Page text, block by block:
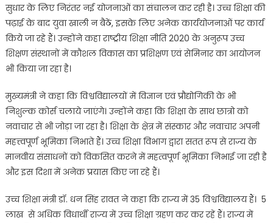
सुधार के लिए निरंतर नई योजनाओं का संचालन कर रही है। उच्च शिक्षा की
पढ़ाई के बाद युवा खाली न बैठें, इसके लिए अनेक कार्ययोजनाओं पर कार्य
किये जा रहे हैं। उन्होंने कहा राष्ट्रीय शिक्षा नीति 2020 के अनुरूप उच्च
शिक्षण संस्थानों में कौशल विकास का प्रशिक्षण एवं सेमिनार का आयोजन
भी किया जा रहा है।
मुख्यमंत्री ने कहा कि विश्वविद्यालयों में विज्ञान एवं प्रौद्योगिकी के भी
निशुल्क कोर्स चलाये जाएंगे। उन्होंने कहा कि शिक्षा के साथ छात्रो को
नवाचार से भी जोड़ा जा रहा है। शिक्षा के क्षेत्र में संस्कार और नवाचार अपनी
महत्त्वपूर्ण भूमिका निभाते हैं। उच्च शिक्षा विभाग द्वारा सतत रूप से राज्य के
मानवीय संसाधनों को विकसित करने में महत्वपूर्ण भूमिका निभाई जा रही है
और इस दिशा में अनेक प्रयास किए जा रहे हैं।
उच्च शिक्षा मंत्री डॉ. धन सिंह रावत ने कहा कि राज्य में 35 विश्वविद्यालय हैं। 5
लाख से अधिक विधार्थी राज्य में उच्च शिक्षा ग्रहण कर कर रहें हैं। राज्य में